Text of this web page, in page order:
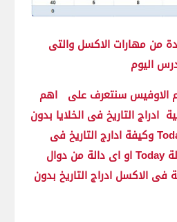
من مهارات الاكسل والتى
اليوم
الاوفيس سنتعرف على اهم
التاريخ فى الخلايا بدون
معادلات خدعة الدالـــة Today وكيفة ادارج التاريخ فى
الخلايا بدون استخدام الدلة Today او اى دالة من دوال
فى الاكسل ادراج التاريخ بدون